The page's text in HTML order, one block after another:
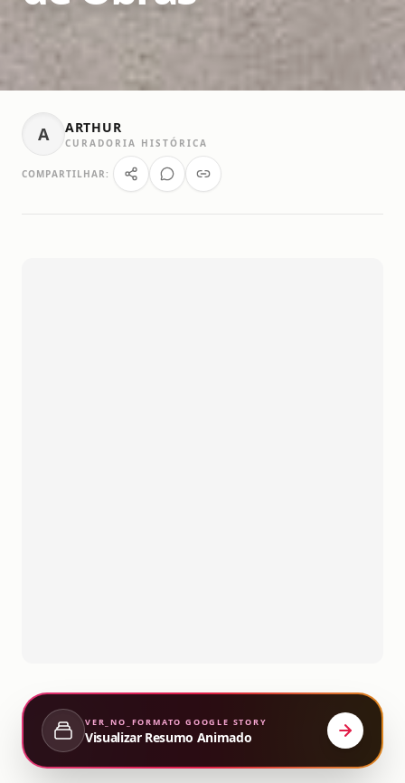
A ARTHUR
CURADORIA HISTÓRICA
COMPARTILHAR:
VER_NO_FORMATO GOOGLE STORY
Visualizar Resumo Animado